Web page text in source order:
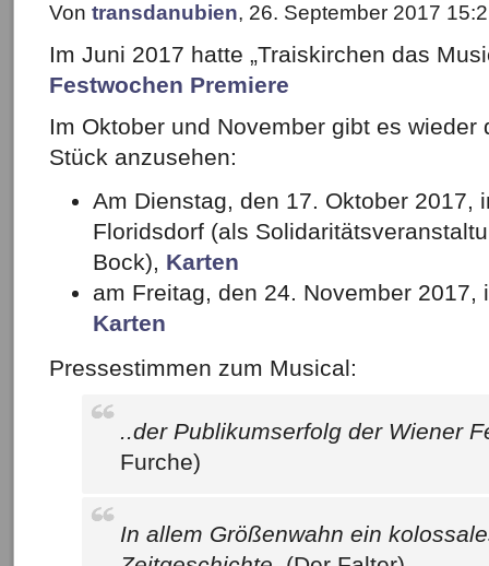
Von transdanubien, 26. September 2017
Im Juni 2017 hatte „Traiskirchen das
Festwochen Premiere
Im Oktober und November gibt es
Stück anzusehen:
Am Dienstag, den 17. Oktober 2017,
Floridsdorf (als
Bock), Karten
am Freitag, den 24. November 2017,
Karten
Pressestimmen zum Musical:
..der Publikumserfolg der Wiener
Furche)
In allem Größenwahn ein